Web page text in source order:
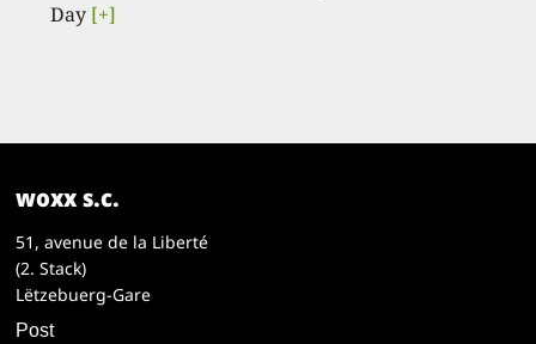
Day [+]
woxx s.c.
51, avenue de la Liberté
(2. Stack)
Lëtzebuerg-Gare
Post